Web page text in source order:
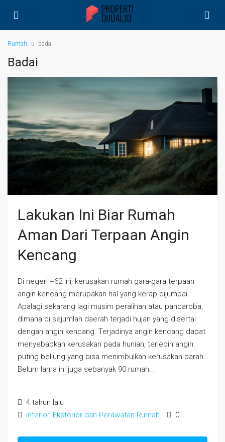
Rumah badai
Badai
Lakukan Ini Biar Rumah
Aman Dari Terpaan Angin
Kencang
Di negeri +62 ini, kerusakan rumah gara-gara terpaan
angin kencang merupakan hal yang kerap dijumpai.
Apalagi sekarang lagi musim peralihan atau pancaroba,
dimana di sejumlah daerah terjadi hujan yang disertai
dengan angin kencang. Terjadinya angin kencang dapat
menyebabkan kerusakan pada hunian, terlebih angin
puting beliung yang bisa menimbulkan kerusakan parah.
Belum lama ini juga sebanyak 90 rumah...
4 tahun lalu
Interior, Eksterior dan Perawatan Rumah
0